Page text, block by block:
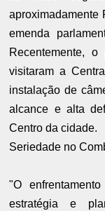
aproximadamente
emenda
Recentemente,
visitaram a
instalação de
alcance e alta
Centro da cidade.
Seriedade no
"O
estratégia e